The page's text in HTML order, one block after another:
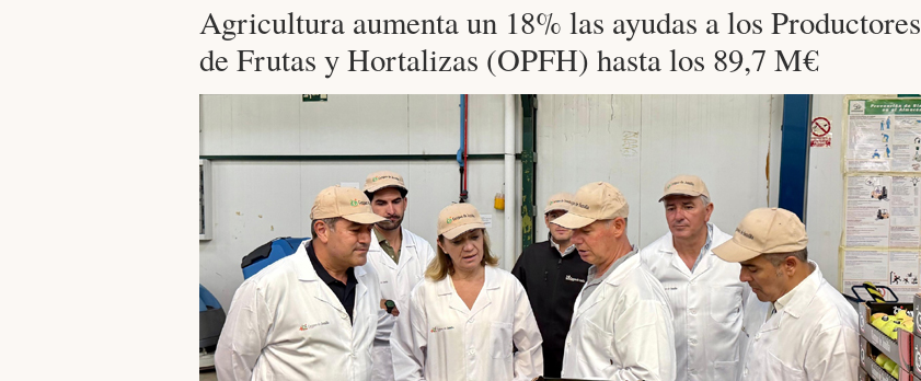
Agricultura aumenta un 18% las ayudas a los Productores
de Frutas y Hortalizas (OPFH) hasta los 89,7 M€